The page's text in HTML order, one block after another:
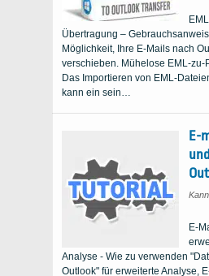
Übertragung –
Möglichkeit, Ihre E-Mails nach
verschieben. Mühelose EML-zu-
Das Importieren von EML-
kann ein sein…
E-
E-
Analyse - Wie zu verwenden
Outlook" für erweiterte Analyse,